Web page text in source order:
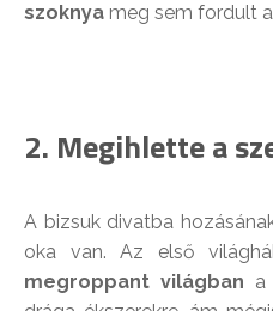
szoknya meg sem fordult
2. Megihlette a
A bizsuk divatba
oka van. Az első
megroppant világban a